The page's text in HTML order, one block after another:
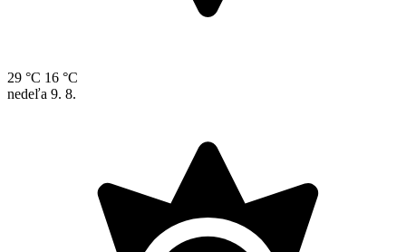
29 °C 16 °C
nedeľa 9. 8.